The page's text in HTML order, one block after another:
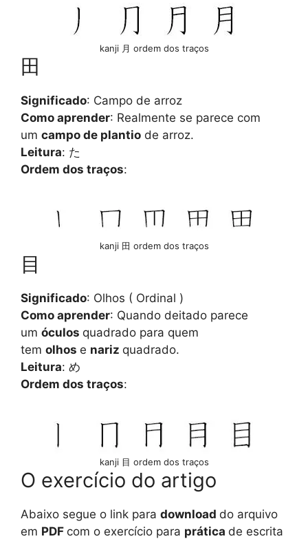
kanji 月 ordem dos traços
田
Significado: Campo de arroz
Como aprender: Realmente se parece com
um campo de plantio de arroz.
Leitura: た
Ordem dos traços:
kanji 田 ordem dos traços
目
Significado: Olhos ( Ordinal )
Como aprender: Quando deitado parece
um óculos quadrado para quem
tem olhos e nariz quadrado.
Leitura: め
Ordem dos traços:
kanji 目 ordem dos traços
O exercício do artigo
Abaixo segue o link para download do arquivo
em PDF com o exercício para prática de escrita